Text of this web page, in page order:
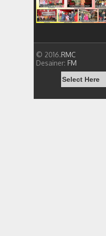
© 2016.RMC
Desainer: FM